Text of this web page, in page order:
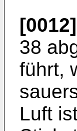
[0012]
38
führt,
Luft